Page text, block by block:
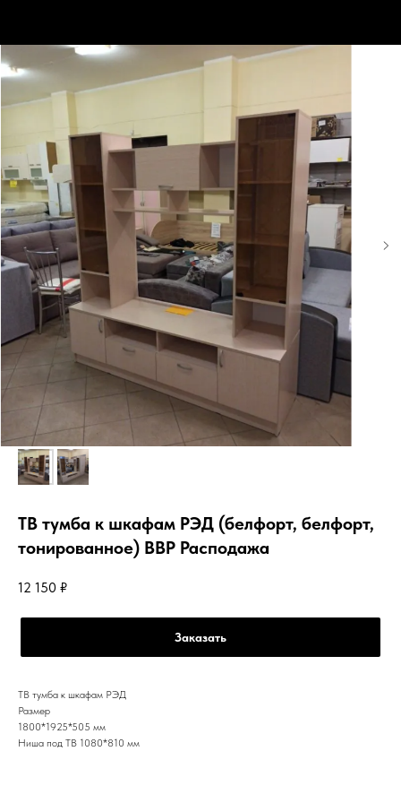
ТВ тумба к шкафам РЭД (белфорт, белфорт,
тонированное) ВВР Расподажа
12 150 ₽
Заказать
ТВ тумба к шкафам РЭД
Размер
1800*1925*505 мм
Ниша под ТВ 1080*810 мм